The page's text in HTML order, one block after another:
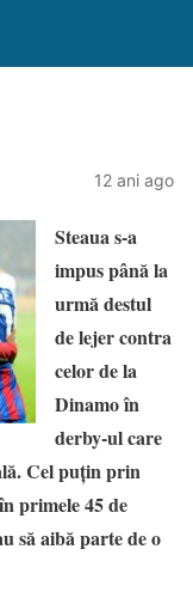
12 ani ago
Steaua s-a
impus până la
urmă destul
de lejer contra
celor de la
Dinamo în
derby-ul care
Cel puțin prin
primele 45 de
să aibă parte de o